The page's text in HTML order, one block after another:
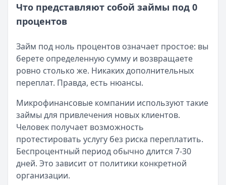
Читать новость
Рекордный рост доли клиентов МФО с iPhone: что
Опубликовано:5 декабря 2025 г.
Категория: МФО
Читать новость
57 сервисов микрозаймов через Госуслуги: где
Опубликовано:23 ноября 2025 г.
Категория:МФО
Читать новость
Смс о «одобренном займе» от Bigmani Ru: как
Кратко:Пришло СМС об одобрении займа от Bigmani
Опубликовано:23 ноября 2025 г.
Категория:МФО
Что представляют собой займы под 0
процентов
Займ под ноль процентов означает простое: вы
берете определенную сумму и возвращаете
ровно столько же. Никаких дополнительных
переплат. Правда, есть нюансы.
Микрофинансовые компании используют такие
займы для привлечения новых клиентов.
Человек получает возможность
протестировать услугу без риска переплатить.
Беспроцентный период обычно длится 7-30
дней. Это зависит от политики конкретной
организации.